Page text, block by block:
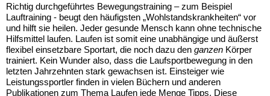
Richtig durchgeführtes Bewegungstraining – zum Beispiel
Lauftraining - beugt den häufigsten „Wohlstandskrankheiten“ vor
und hilft sie heilen. Jeder gesunde Mensch kann ohne technische
Hilfsmittel laufen. Laufen ist somit eine unabhängige und äußerst
flexibel einsetzbare Sportart, die noch dazu den ganzen Körper
trainiert. Kein Wunder also, dass die Laufsportbewegung in den
letzten Jahrzehnten stark gewachsen ist. Einsteiger wie
Leistungssportler finden in vielen Büchern und anderen
Publikationen zum Thema Laufen jede Menge Tipps. Diese